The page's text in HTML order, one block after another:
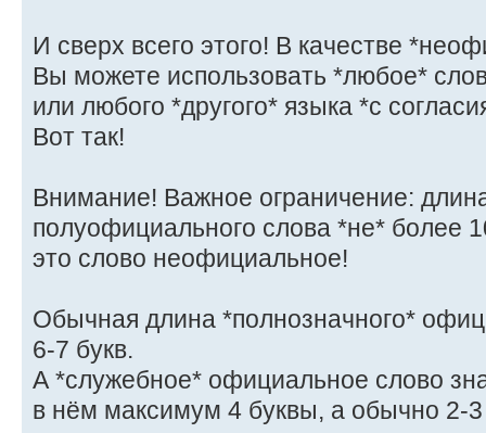
И сверх всего этого! В качестве
Вы можете использовать *любое*
или любого *другого* языка *с
Вот так!
Внимание! Важное ограничение:
полуофициального слова *не* более
это слово неофициальное!
Обычная длина *полнозначного*
6-7 букв.
А *служебное* официальное слово
в нём максимум 4 буквы, а обычно 2-